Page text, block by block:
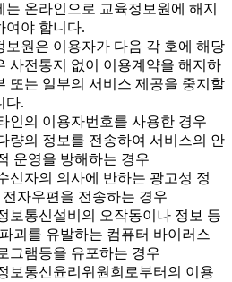
는 온라인으로 교육정보원에 해지
여야 합니다.
원은 이용자가 다음 각 호에 해당
사전통지 없이 이용계약을 해지하
또는 일부의 서비스 제공을 중지할
다.
인의 이용자번호를 사용한 경우
량의 정보를 전송하여 서비스의 안
운영을 방해하는 경우
신자의 의사에 반하는 광고성 정
전자우편을 전송하는 경우
보통신설비의 오작동이나 정보 등
괴를 유발하는 컴퓨터 바이러스
그램등을 유포하는 경우
보통신윤리위원회로부터의 이용